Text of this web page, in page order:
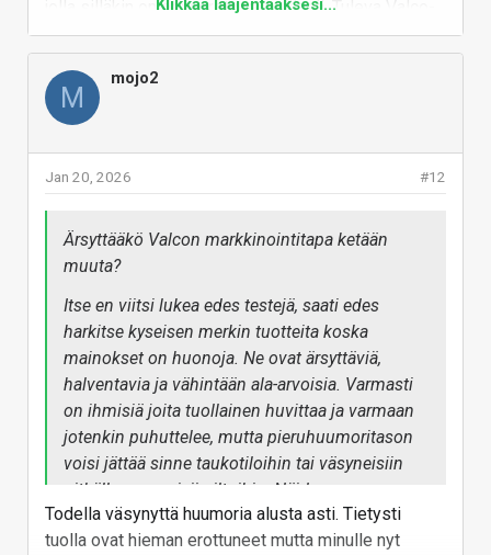
jolla silläkin on oma erottuva tyylinsä. Tuleva Valco-
appi jatkaa epäilemättä samalla hulvattomalla
linjallaan, mistä en ole kovin innoissani.
Arvostan kuitenkin Valcoa siitä, että he tuntuvat
tulevan lähelle asiakasta, tuotteen takana on näkyvät
henkilö(t) ja he ovat saaneet luotua oman massasta
erottuvan tyylinsä. Ilmeisesti heillä on myös
vaikka nyt myyvätkin tuunattua bulkkituotetta.
Vastaa
Klikkaa laajentaaksesi...
M
mojo2
#12
Jan 20, 2026
Ärsyttääkö Valcon markkinointitapa ketään
muuta?
Itse en viitsi lukea edes testejä, saati edes
harkitse kyseisen merkin tuotteita koska
mainokset on huonoja. Ne ovat ärsyttäviä,
halventavia ja vähintään ala-arvoisia. Varmasti
on ihmisiä joita tuollainen huvittaa ja varmaan
jotenkin puhuttelee, mutta pieruhuumoritason
voisi jättää sinne taukotiloihin tai väsyneisiin
pitkälle venyneisiin iltoihin. Näiden
kuulokkeiden esittelysivulla näyttää seisovan
"Parhaat vastamelukuulokkeet, joihin sinulla on
Todella väsynyttä huumoria alusta asti. Tietysti
tuolla ovat hieman erottuneet mutta minulle nyt